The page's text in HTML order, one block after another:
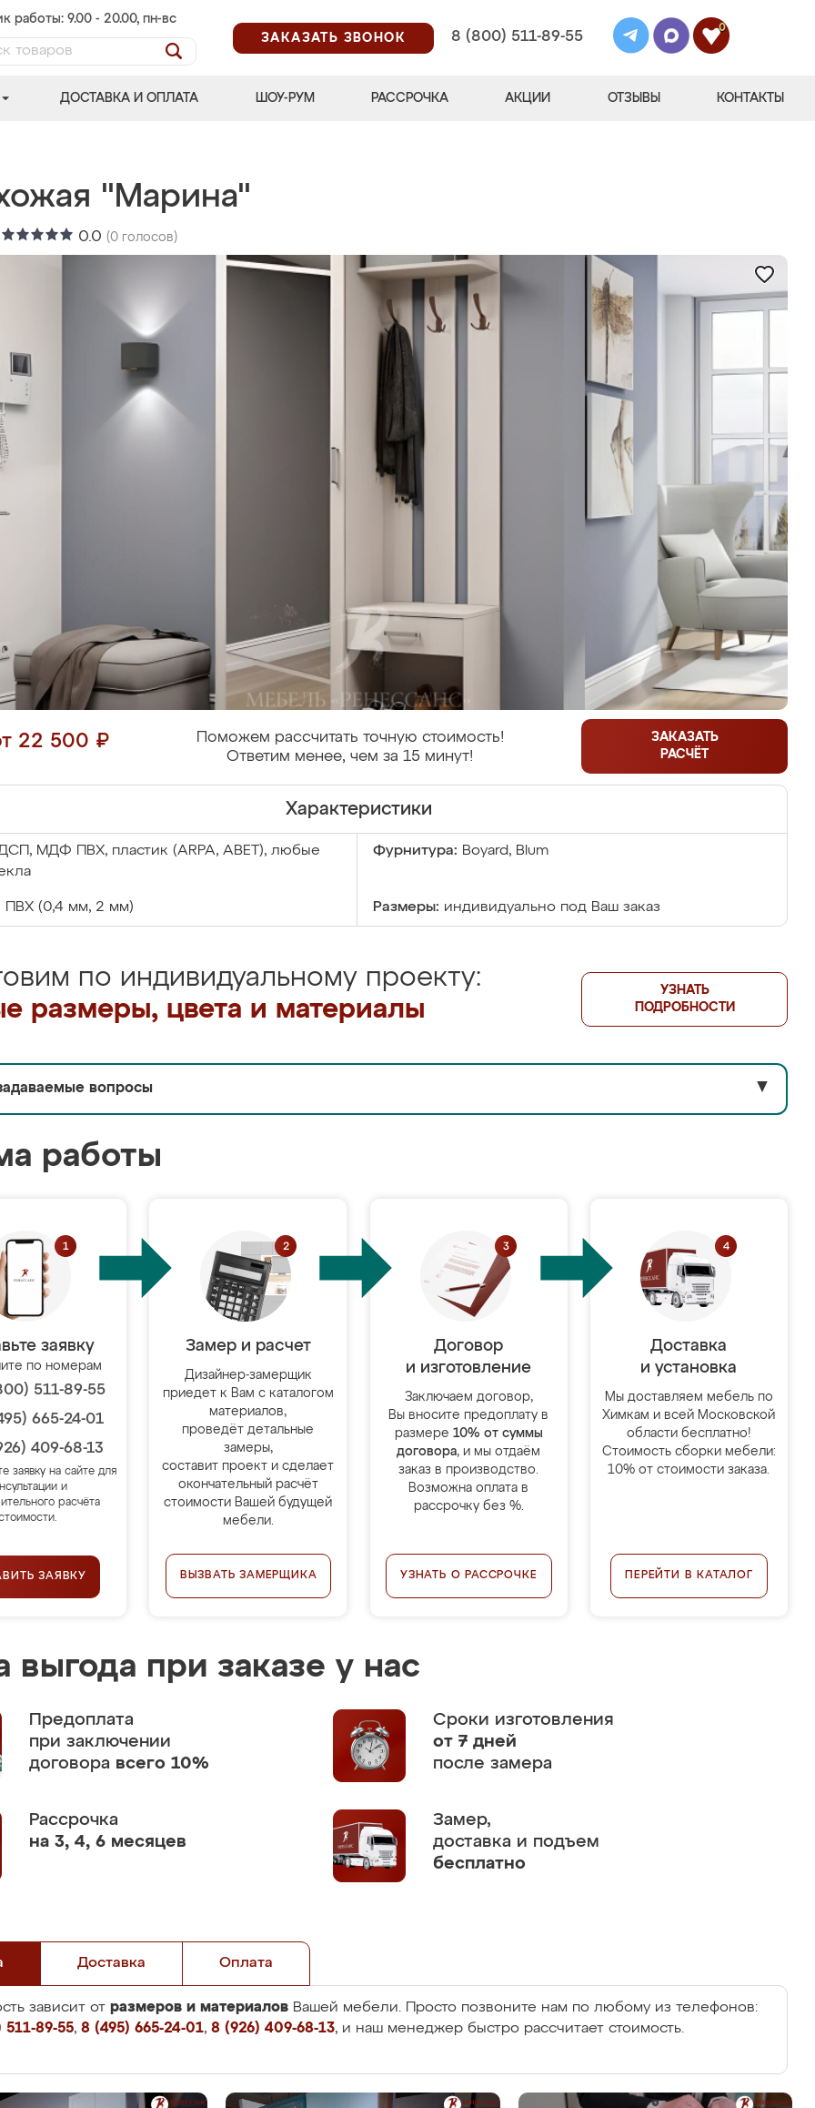
работы: 9.00 - 20.00, пн-вс
ЗАКАЗАТЬ ЗВОНОК
8 (800) 511-89-55
0
ДОСТАВКА И ОПЛАТА ШОУ-РУМ РАССРОЧКА АКЦИИ ОТЗЫВЫ КОНТАКТЫ
"Марина"
0.0 (0 голосов)
22 500 ₽
Поможем рассчитать точную стоимость!
Ответим менее, чем за 15 минут!
ЗАКАЗАТЬ
РАСЧЁТ
Характеристики
МДФ ПВХ, пластик (ARPA, ABET), любые
Фурнитура: Boyard, Blum
ПВХ (0,4 мм, 2 мм) Размеры: индивидуально под Ваш заказ
по индивидуальному проекту:
размеры, цвета и материалы
УЗНАТЬ
ПОДРОБНОСТИ
вопросы ▼
работы
заявку
по номерам
511-89-55
665-24-01
409-68-13
заявку на сайте для
и
расчёта
ЗАЯВКУ
Замер и расчет
Дизайнер-замерщик
приедет к Вам с каталогом
материалов,
проведёт детальные
замеры,
составит проект и сделает
окончательный расчёт
стоимости Вашей будущей
мебели.
ВЫЗВАТЬ ЗАМЕРЩИКА
Договор
и изготовление
Заключаем договор,
Вы вносите предоплату в
размере 10% от суммы
договора, и мы отдаём
заказ в производство.
Возможна оплата в
рассрочку без %.
УЗНАТЬ О РАССРОЧКЕ
Доставка
и установка
Мы доставляем мебель по
Химкам и всей Московской
области бесплатно!
Стоимость сборки мебели:
10% от стоимости заказа.
ПЕРЕЙТИ В КАТАЛОГ
выгода при заказе у нас
Предоплата
при заключении
договора всего 10%
Сроки изготовления
от 7 дней
после замера
Рассрочка
на 3, 4, 6 месяцев
Замер,
доставка и подъем
бесплатно
Доставка Оплата
зависит от размеров и материалов Вашей мебели. Просто позвоните нам по любому из телефонов:
89-55, 8 (495) 665-24-01, 8 (926) 409-68-13, и наш менеджер быстро рассчитает стоимость.